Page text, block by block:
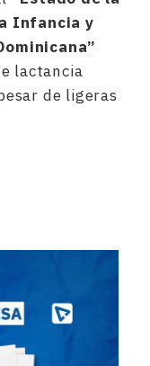
Infancia y
lactancia
de ligeras